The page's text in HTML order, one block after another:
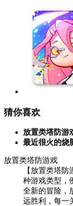
猜你喜欢
放置类塔防游
最近很火的烧
放置类塔防游戏
【放置类塔
种游戏类型，
全新的冒险，
远胜利，每一